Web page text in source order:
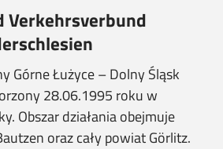
Verkehrsverbund
Górne Łużyce – Dolny Śląsk
28.06.1995 roku w
Obszar działania obejmuje
oraz cały powiat Görlitz.